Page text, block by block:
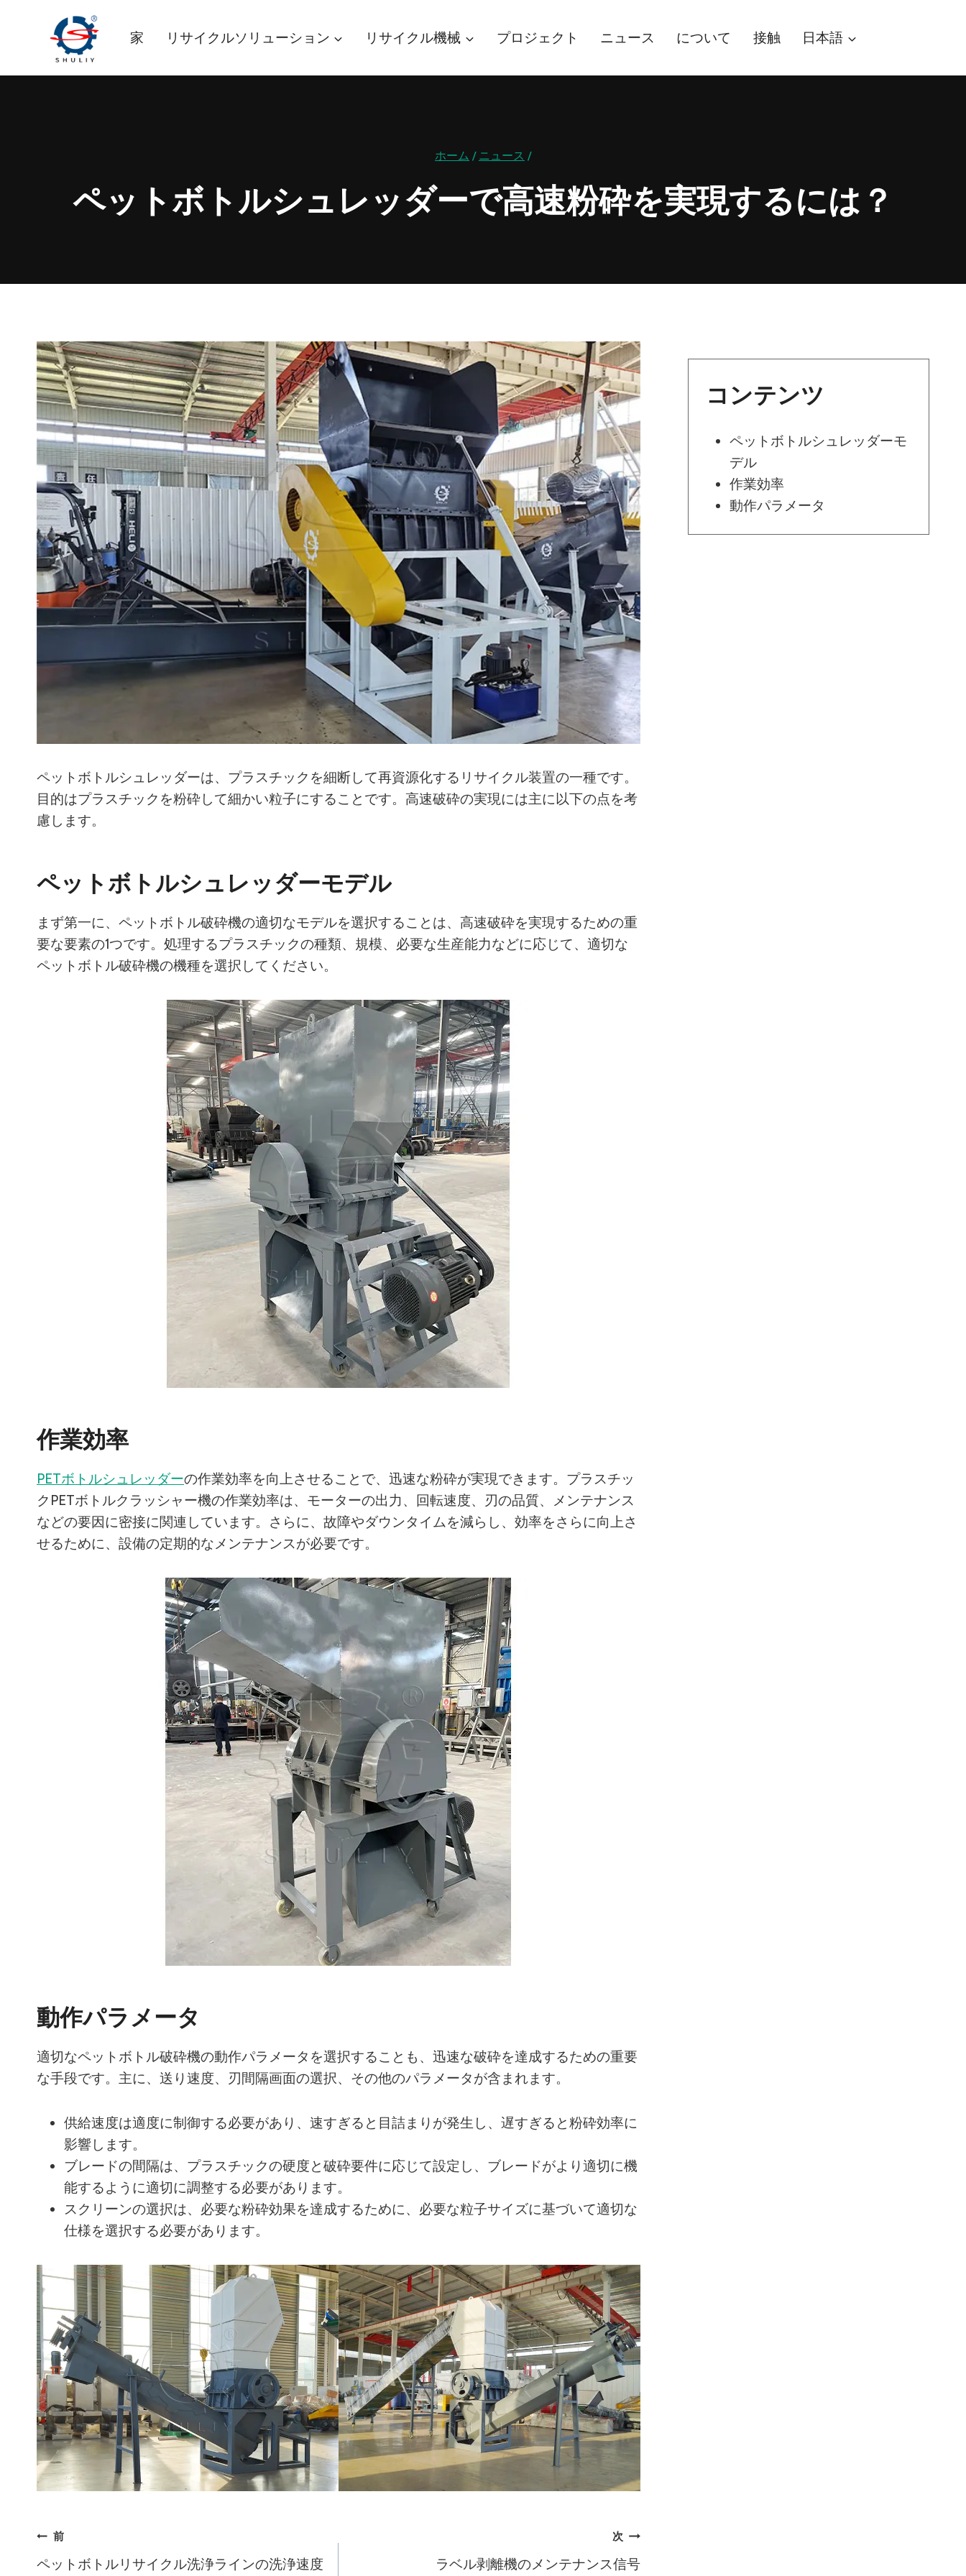
ス
家 リサイクルソリューション リサイクル機械 プロジェクト ニュース について 接触 日本語
ホーム / ニュース /
ペットボトルシュレッダーで高速粉砕を実現するには？
ペットボトルシュレッダーは、プラスチックを細断して再資源化するリサイクル装置の一種です。
目的はプラスチックを粉砕して細かい粒子にすることです。高速破砕の実現には主に以下の点を考
慮します。
ペットボトルシュレッダーモデル
まず第一に、ペットボトル破砕機の適切なモデルを選択することは、高速破砕を実現するための重
要な要素の1つです。処理するプラスチックの種類、規模、必要な生産能力などに応じて、適切な
ペットボトル破砕機の機種を選択してください。
作業効率
PETボトルシュレッダーの作業効率を向上させることで、迅速な粉砕が実現できます。プラスチッ
クPETボトルクラッシャー機の作業効率は、モーターの出力、回転速度、刃の品質、メンテナンス
などの要因に密接に関連しています。さらに、故障やダウンタイムを減らし、効率をさらに向上さ
せるために、設備の定期的なメンテナンスが必要です。
動作パラメータ
適切なペットボトル破砕機の動作パラメータを選択することも、迅速な破砕を達成するための重要
な手段です。主に、送り速度、刃間隔画面の選択、その他のパラメータが含まれます。
供給速度は適度に制御する必要があり、速すぎると目詰まりが発生し、遅すぎると粉砕効率に
影響します。
ブレードの間隔は、プラスチックの硬度と破砕要件に応じて設定し、ブレードがより適切に機
能するように適切に調整する必要があります。
スクリーンの選択は、必要な粉砕効果を達成するために、必要な粒子サイズに基づいて適切な
仕様を選択する必要があります。
投前
ペットボトルリサイクル洗浄ラインの洗浄速度
次
ラベル剥離機のメンテナンス信号
コンテンツ
ペットボトルシュレッダーモ
デル
作業効率
動作パラメータ